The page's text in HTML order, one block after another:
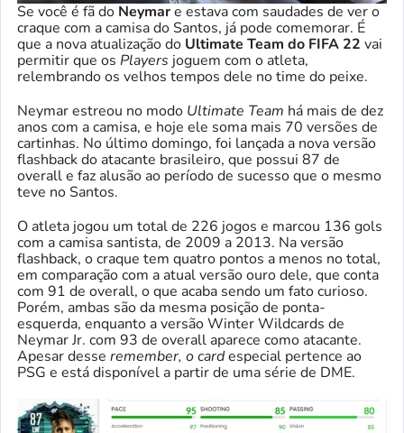
Se você é fã do Neymare estava com saudades de ver o
craque com a camisa do Santos, já pode comemorar. É
que a nova atualização do Ultimate Team do FIFA 22 vai
permitir que os Players joguem com o atleta,
relembrando os velhos tempos dele no time do peixe.
Neymar estreou no modo Ultimate Team há mais de dez
anos com a camisa, e hoje ele soma mais 70 versões de
cartinhas. No último domingo, foi lançada a nova versão
flashback do atacante brasileiro, que possui 87 de
overall e faz alusão ao período de sucesso que o mesmo
teve no Santos.
O atleta jogou um total de 226 jogos e marcou 136 gols
com a camisa santista, de 2009 a 2013. Na versão
flashback, o craque tem quatro pontos a menos no total,
em comparação com a atual versão ouro dele, que conta
com 91 de overall, o que acaba sendo um fato curioso.
Porém, ambas são da mesma posição de ponta-
esquerda, enquanto a versão Winter Wildcards de
Neymar Jr. com 93 de overall aparece como atacante.
Apesar desse remember, o cardespecial pertence ao
PSG e está disponível a partir de uma série de DME.